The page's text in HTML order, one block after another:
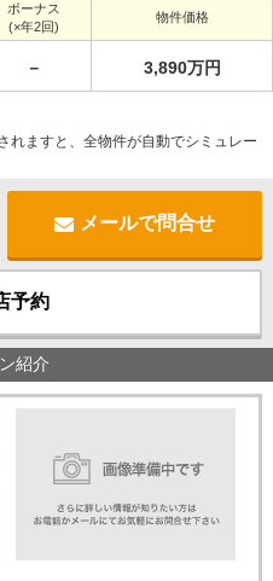
ボーナス
(×年2回)
物件価格
－ 3,890万円
れますと、全物件が自動でシミュレー
メールで問合せ
予約
紹介